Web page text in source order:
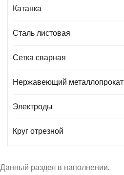
Катанка
Сталь листовая
Сетка сварная
Нержавеющий металлопрокат
Электроды
Круг отрезной
Данный раздел в наполнении..